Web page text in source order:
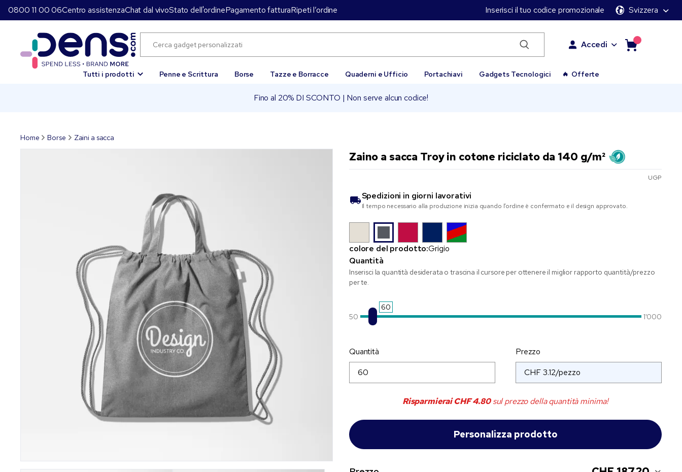
0800 11 00 06Centro assistenzaChat dal vivoStato dell'ordinePagamento fatturaRipeti l’ordine Inserisci il tuo codice promozionale Svizzera
Accedi
Tutti i prodotti Penne e Scrittura Borse Tazze e Borracce Quaderni e Ufficio Portachiavi Gadgets Tecnologici Offerte
Fino al 20% DI SCONTO | Non serve alcun codice!
Home Borse Zaini a sacca
Zaino a sacca Troy in cotone riciclato da 140 g/m²
UGP
Spedizioni in giorni lavorativi
Il tempo necessario alla produzione inizia quando l’ordine è confermato e il design approvato.
colore del prodotto:Grigio
Quantità
Inserisci la quantità desiderata o trascina il cursore per ottenere il miglior rapporto quantità/prezzo
per te.
60
50
1'000
Quantità Prezzo
RisparmieraiCHF 4.80sul prezzo della quantità minima!